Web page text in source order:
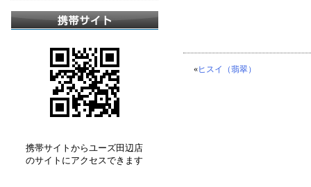
«ヒスイ（翡翠）
携帯サイトからユーズ田辺店
のサイトにアクセスできます